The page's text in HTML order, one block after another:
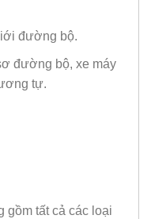
đường bộ.
đường bộ, xe máy
tự.
gồm tất cả các loại